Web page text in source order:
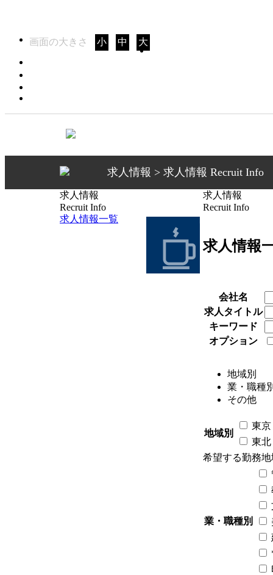
画面の大きさ 小 中 大
求人情報 > 求人情報 Recruit Info
求人情報
Recruit Info
求人情報一覧
求人情報
Recruit Info
求人情報
会社名
求人タイトル
キーワード
オプション
地域別
業・職種
その他
地域別
東京
東北
希望する勤務
業・職種別